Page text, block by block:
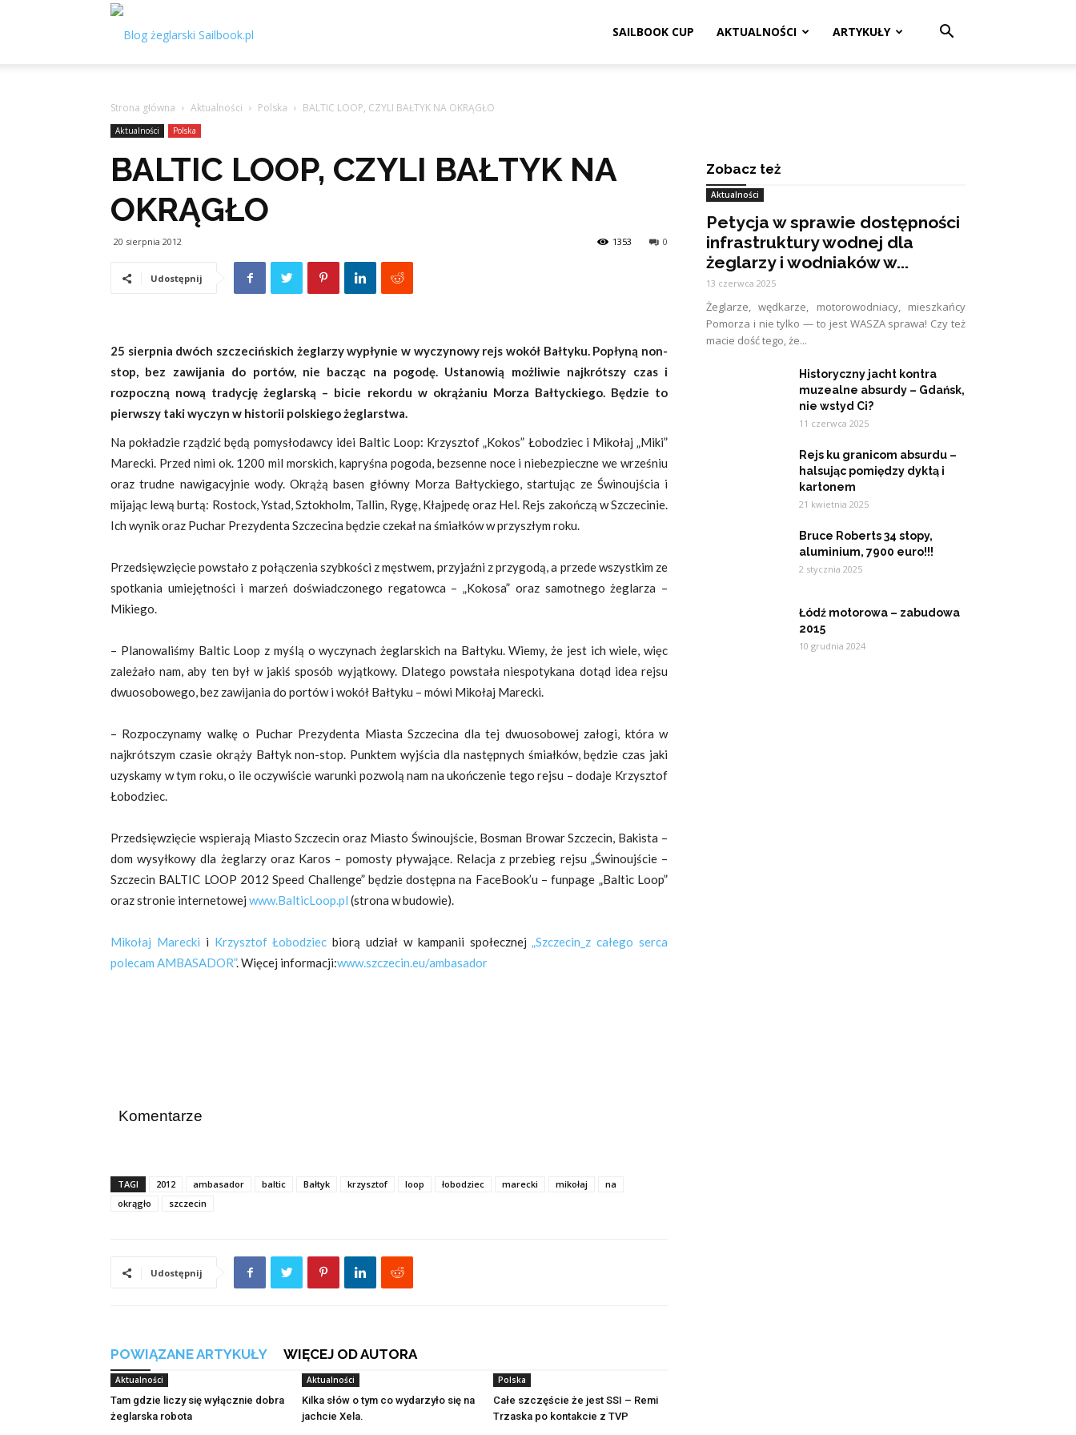
SAILBOOK CUP AKTUALNOŚCI ARTYKUŁY
Strona główna Aktualności Polska BALTIC LOOP, CZYLI BAŁTYK NA OKRĄGŁO
Aktualności Polska
BALTIC LOOP, CZYLI BAŁTYK NA
OKRĄGŁO
20 sierpnia 2012 0
1353
Udostępnij
25 sierpnia dwóch szczecińskich żeglarzy wypłynie w wyczynowy rejs wokół Bałtyku. Popłyną non-
stop, bez zawijania do portów, nie bacząc na pogodę. Ustanowią możliwie najkrótszy czas i
rozpoczną nową tradycję żeglarską – bicie rekordu w okrążaniu Morza Bałtyckiego. Będzie to
pierwszy taki wyczyn w historii polskiego żeglarstwa.
Na pokładzie rządzić będą pomysłodawcy idei Baltic Loop: Krzysztof „Kokos” Łobodziec i Mikołaj „Miki”
Marecki. Przed nimi ok. 1200 mil morskich, kapryśna pogoda, bezsenne noce i niebezpieczne we wrześniu
oraz trudne nawigacyjnie wody. Okrążą basen główny Morza Bałtyckiego, startując ze Świnoujścia i
mijając lewą burtą: Rostock, Ystad, Sztokholm, Tallin, Rygę, Kłajpedę oraz Hel. Rejs zakończą w Szczecinie.
Ich wynik oraz Puchar Prezydenta Szczecina będzie czekał na śmiałków w przyszłym roku.
Przedsięwzięcie powstało z połączenia szybkości z męstwem, przyjaźni z przygodą, a przede wszystkim ze
spotkania umiejętności i marzeń doświadczonego regatowca – „Kokosa” oraz samotnego żeglarza –
Mikiego.
– Planowaliśmy Baltic Loop z myślą o wyczynach żeglarskich na Bałtyku. Wiemy, że jest ich wiele, więc
zależało nam, aby ten był w jakiś sposób wyjątkowy. Dlatego powstała niespotykana dotąd idea rejsu
dwuosobowego, bez zawijania do portów i wokół Bałtyku – mówi Mikołaj Marecki.
– Rozpoczynamy walkę o Puchar Prezydenta Miasta Szczecina dla tej dwuosobowej załogi, która w
najkrótszym czasie okrąży Bałtyk non-stop. Punktem wyjścia dla następnych śmiałków, będzie czas jaki
uzyskamy w tym roku, o ile oczywiście warunki pozwolą nam na ukończenie tego rejsu – dodaje Krzysztof
Łobodziec.
Przedsięwzięcie wspierają Miasto Szczecin oraz Miasto Świnoujście, Bosman Browar Szczecin, Bakista –
dom wysyłkowy dla żeglarzy oraz Karos – pomosty pływające. Relacja z przebieg rejsu „Świnoujście –
Szczecin BALTIC LOOP 2012 Speed Challenge” będzie dostępna na FaceBook’u – funpage „Baltic Loop”
oraz stronie internetowej www.BalticLoop.pl (strona w budowie).
Mikołaj Marecki i Krzysztof Łobodziec biorą udział w kampanii społecznej„Szczecin_z całego serca
polecam AMBASADOR”. Więcej informacji:www.szczecin.eu/ambasador
Komentarze
TAGI 2012 ambasador baltic Bałtyk krzysztof loop łobodziec marecki mikołaj
na
okrągło
szczecin
Udostępnij
POWIĄZANE ARTYKUŁY WIĘCEJ OD AUTORA
Aktualności
Tam gdzie liczy się wyłącznie dobra
żeglarska robota
Aktualności
Kilka słów o tym co wydarzyło się na
jachcie Xela.
Polska
Całe szczęście że jest SSI – Remi
Trzaska po kontakcie z TVP
Zobacz też
Aktualności
Petycja w sprawie dostępności
infrastruktury wodnej dla
żeglarzy i wodniaków w...
13 czerwca 2025
Żeglarze, wędkarze, motorowodniacy, mieszkańcy
Pomorza i nie tylko — to jest WASZA sprawa! Czy też
macie dość tego, że...
Historyczny jacht kontra
muzealne absurdy – Gdańsk,
nie wstyd Ci?
11 czerwca 2025
Rejs ku granicom absurdu –
halsując pomiędzy dyktą i
kartonem
21 kwietnia 2025
Bruce Roberts 34 stopy,
aluminium, 7900 euro!!!
2 stycznia 2025
Łódź motorowa – zabudowa
2015
10 grudnia 2024